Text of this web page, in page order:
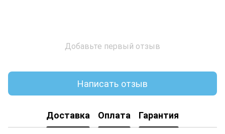
Добавьте первый отзыв
Написать отзыв
Доставка Оплата Гарантия